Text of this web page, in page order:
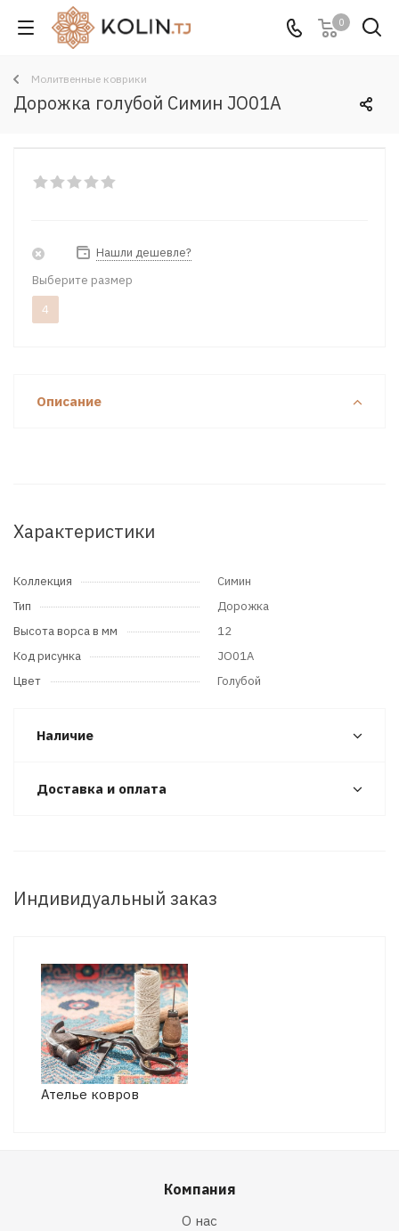
0
Молитвенные коврики
Дорожка голубой Симин JO01A
Нашли дешевле?
Выберите размер
4
Описание
Характеристики
Коллекция
Симин
Тип
Дорожка
Высота ворса в мм
12
Код рисунка
JO01A
Цвет
Голубой
Наличие
Доставка и оплата
Индивидуальный заказ
Ателье ковров
Компания
О нас